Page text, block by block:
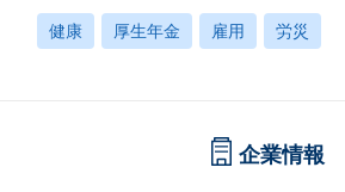
健康 厚生年金 雇用 労災
企業情報